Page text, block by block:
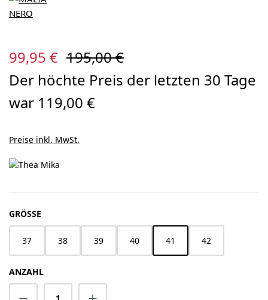
Verkaufspreis:
99,95 € Regulärer Preis:
195,00 €
Der höchte Preis der letzten 30 Tage
war 119,00 €
Preise inkl. MwSt.
GRÖSSE
37 38 39 40 41 42
ANZAHL
Produkt Anzahl: Gib den gewünschten